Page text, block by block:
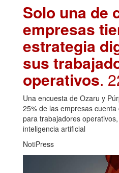
Solo una de
empresas
estrategia
sus
operativos.
Una encuesta de Ozaru y
25% de las empresas
para trabajadores
inteligencia artificial
NotiPress